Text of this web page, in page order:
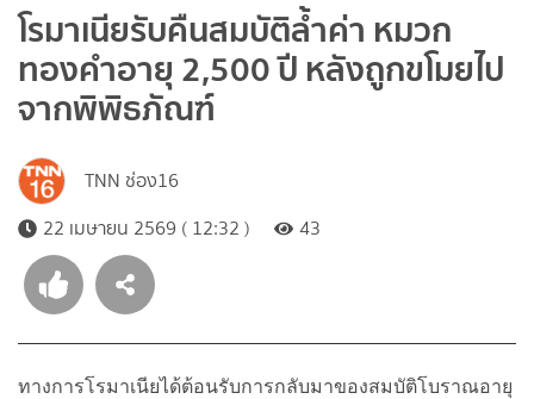
โรมาเนียรับคืนสมบัติล้ำค่า หมวก
ทองคำอายุ 2,500 ปี หลังถูกขโมยไป
จากพิพิธภัณฑ์
TNN ช่อง16
22 เมษายน 2569 ( 12:32 )
43
ทางการโรมาเนียได้ต้อนรับการกลับมาของสมบัติโบราณอายุ